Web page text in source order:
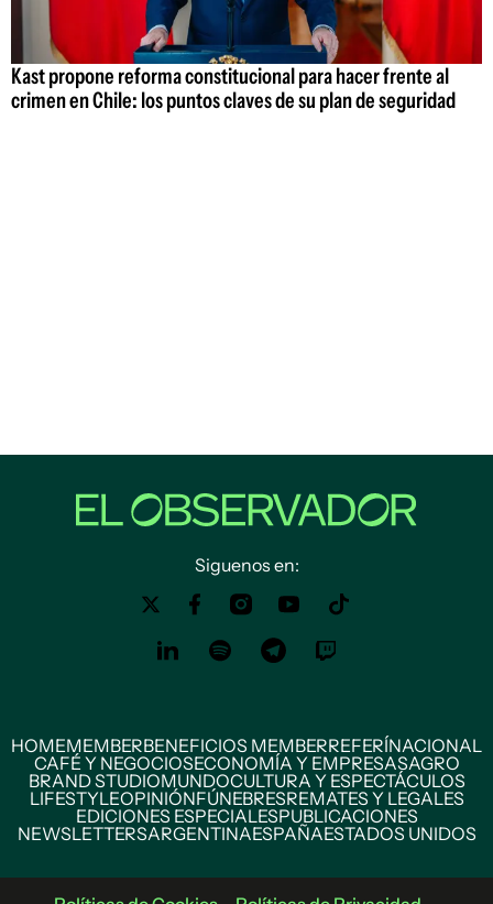
Kast propone reforma constitucional para hacer frente al
crimen en Chile: los puntos claves de su plan de seguridad
Siguenos en:
HOMEMEMBERBENEFICIOS MEMBERREFERÍNACIONAL
CAFÉ Y NEGOCIOSECONOMÍA Y EMPRESASAGRO
BRAND STUDIOMUNDOCULTURA Y ESPECTÁCULOS
LIFESTYLEOPINIÓNFÚNEBRESREMATES Y LEGALES
EDICIONES ESPECIALESPUBLICACIONES
NEWSLETTERSARGENTINAESPAÑAESTADOS UNIDOS